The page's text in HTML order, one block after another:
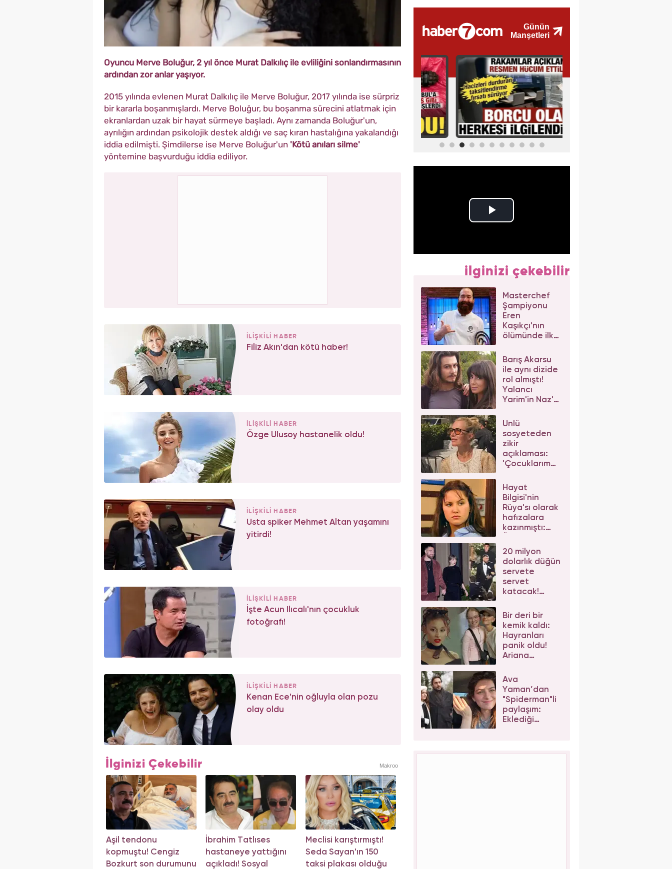
Oyuncu Merve Boluğur, 2 yıl önce Murat Dalkılıç ile evliliğini sonlandırmasının
ardından zor anlar yaşıyor.
2015 yılında evlenen Murat Dalkılıç ile Merve Boluğur, 2017 yılında ise sürpriz
bir kararla boşanmışlardı. Merve Boluğur, bu boşanma sürecini atlatmak için
ekranlardan uzak bir hayat sürmeye başladı. Aynı zamanda Boluğur'un,
ayrılığın ardından psikolojik destek aldığı ve saç kıran hastalığına yakalandığı
iddia edilmişti. Şimdilerse ise Merve Boluğur'un 'Kötü anıları silme'
yöntemine başvurduğu iddia ediliyor.
İLİŞKİLİ HABER
Filiz Akın'dan kötü haber!
İLİŞKİLİ HABER
Özge Ulusoy hastanelik oldu!
İLİŞKİLİ HABER
Usta spiker Mehmet Altan yaşamını
yitirdi!
İLİŞKİLİ HABER
İşte Acun Ilıcalı'nın çocukluk
fotoğrafı!
İLİŞKİLİ HABER
Kenan Ece'nin oğluyla olan pozu
olay oldu
İlginizi Çekebilir Makroo
Aşil tendonu
kopmuştu! Cengiz
Bozkurt son durumunu
İbrahim Tatlıses
hastaneye yattığını
açıkladı! Sosyal
Meclisi karıştırmıştı!
Seda Sayan'ın 150
taksi plakası olduğu
ilginizi çekebilir
Masterchef
Şampiyonu
Eren
Kaşıkçı'nın
ölümünde ilk
Ortağından
dikkat çeken
açıklama
Barış Akarsu
ile aynı dizide
rol almıştı!
Yalancı
Yarim'in Naz'ı
beğeni yağdı
Ünlü
sosyeteden
zikir
açıklaması:
'Çocuklarım
diyerek gelen
eleştirilere
yanıt verdi
Hayat
Bilgisi'nin
Rüya'sı olarak
hafızalara
kazınmıştı:
oyuncunun
değişimi şoke
etti
20 milyon
dolarlık düğün
servete
servet
katacak!
iş birlikleri peş
peşe geliyor
Bir deri bir
kemik kaldı:
Hayranları
panik oldu!
Ariana
son hali
korkuttu
Ava
Yaman’dan
"Spiderman"li
paylaşım:
Eklediği